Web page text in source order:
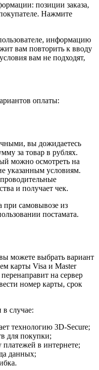
позиции заказа,
Нажмите
информацию
вам повторить к вводу
вам не подходят,
оплаты:
вы дожидаетесь
за товар в рублях.
можно осмотреть на
указанным условиям.
и получает чек.
при самовывозе из
постамата.
можете выбрать вариант
карты Visa и Master
на сервер
номер карты, срок
в случае:
технологию 3D-Secure;
для покупки;
платежей в интернете;
данных;